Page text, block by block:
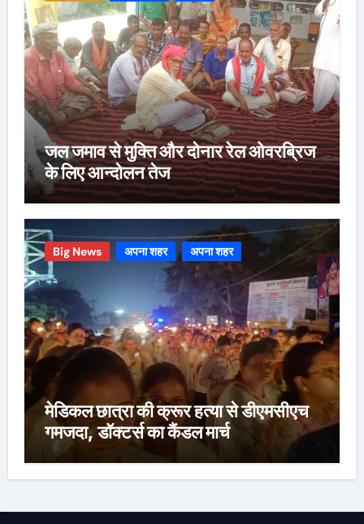
जल जमाव से मुक्ति और दोनार रेल ओवरब्रिज
के लिए आन्दोलन तेज
Big News अपना शहर अपना शहर
मेडिकल छात्रा की क्रूर हत्या से डीएमसीएच
गमजदा, डॉक्टर्स का कैंडल मार्च